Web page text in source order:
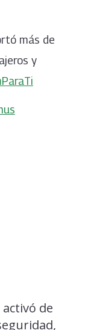
más de
y
activó de